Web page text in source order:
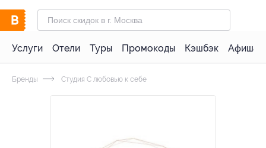
Услуги Отели Туры Промокоды Кэшбэк Афиша
Бренды Студия С любовью к себе